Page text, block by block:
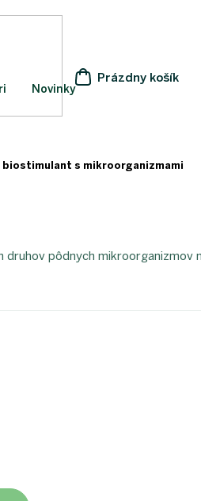
NÁKUPNÝ
Prázdny košík
Novinky
biostimulant s mikroorganizmami
pôdnych mikroorganizmov